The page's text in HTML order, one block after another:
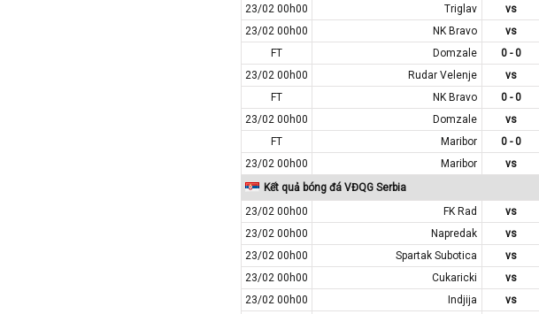
23/02 00h00
Triglav vs
23/02 00h00
NK Bravo vs
FT
Domzale 0 - 0
23/02 00h00
Rudar Velenje vs
FT
NK Bravo 0 - 0
23/02 00h00
Domzale vs
FT
Maribor 0 - 0
23/02 00h00
Maribor vs
Kết quả bóng đá VĐQG Serbia
23/02 00h00
FK Rad vs
23/02 00h00
Napredak vs
23/02 00h00
Spartak Subotica vs
23/02 00h00
Cukaricki vs
23/02 00h00
Indjija vs